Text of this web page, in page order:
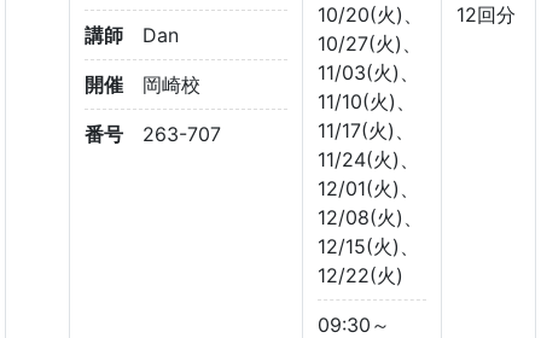
講師 Dan
開催 岡崎校
番号 263-707
10/20(火)、
10/27(火)、
11/03(火)、
11/10(火)、
11/17(火)、
11/24(火)、
12/01(火)、
12/08(火)、
12/15(火)、
12/22(火)
09:30～
12回分